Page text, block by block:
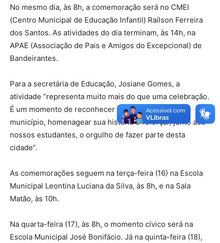
No mesmo dia, às 8h, a comemoração será no CMEI
(Centro Municipal de Educação Infantil) Raílson Ferreira
dos Santos. As atividades do dia terminam, às 14h, na
APAE (Associação de Pais e Amigos do Excepcional) de
Bandeirantes.
Para a secretária de Educação, Josiane Gomes, a
atividade “representa muito mais do que uma celebração.
É um momento de reconhecer a trajetória do nosso
município, homenagear sua história e reforçar, junto aos
nossos estudantes, o orgulho de fazer parte desta
cidade”.
As comemorações seguem na terça-feira (16) na Escola
Municipal Leontina Luciana da Silva, às 8h, e na Sala
Matão, às 10h.
Na quarta-feira (17), às 8h, o momento cívico será na
Escola Municipal José Bonifácio. Já na quinta-feira (18),